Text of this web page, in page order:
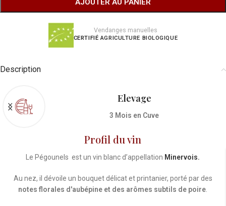
AJOUTER AU PANIER
Vendanges manuelles
CERTIFIÉ AGRICULTURE BIOLOGIQUE
Description
Elevage
3 Mois en Cuve
Profil du vin
Le Pégounels est un vin blanc d’appellation Minervois.
Au nez, il dévoile un bouquet délicat et printanier, porté par des
notes florales d'aubépine et des arômes subtils de poire